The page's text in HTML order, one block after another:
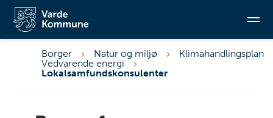
Borger Natur og miljø
Klimahandlingsplan
Vedvarende energi
Lokalsamfundskonsulenter
Dannelse af dialoggruppe
Sådan dannes dialoggruppen
Repræsentativitet